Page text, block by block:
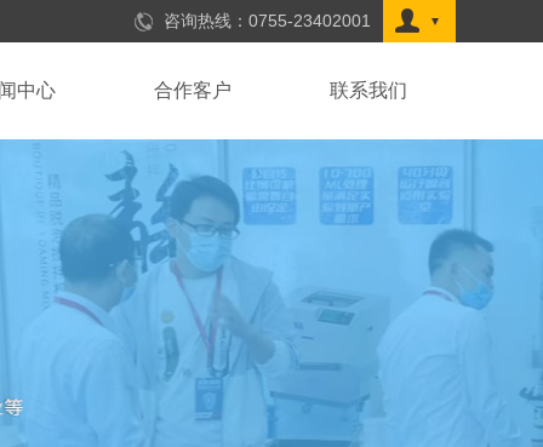
咨询热线： 0755-23402001
中心 合作客户 联系我们